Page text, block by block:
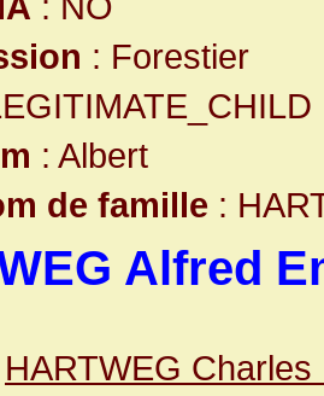
: Forestier
: Albert
de famille :
Alfred
HARTWEG Charles